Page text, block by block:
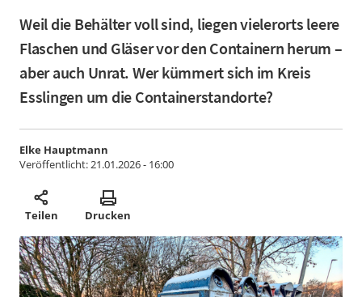
Weil die Behälter voll sind, liegen vielerorts leere
Flaschen und Gläser vor den Containern herum –
aber auch Unrat. Wer kümmert sich im Kreis
Esslingen um die Containerstandorte?
Elke Hauptmann
Veröffentlicht:21.01.2026 - 16:00
Teilen Drucken